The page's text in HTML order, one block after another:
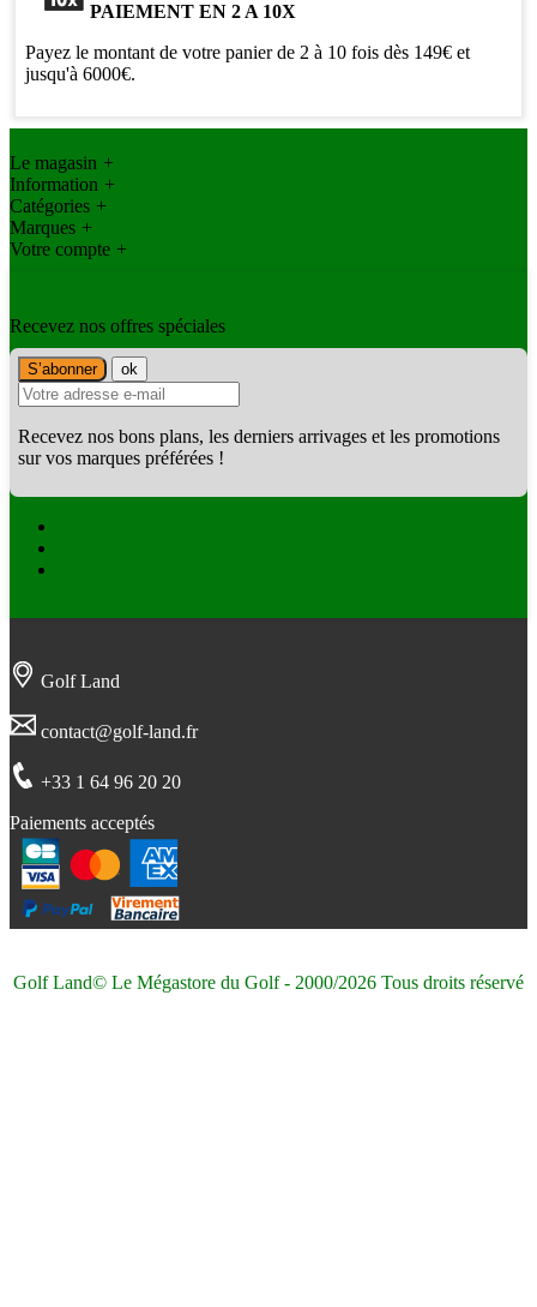
PAIEMENT EN 2 A 10X
Payez le montant de votre panier de 2 à 10 fois dès 149€ et
jusqu'à 6000€.
Le magasin +
Information +
Catégories +
Marques +
Votre compte +
Recevez nos offres spéciales
Recevez nos bons plans, les derniers arrivages et les promotions
sur vos marques préférées !
Golf Land
contact@golf-land.fr
+33 1 64 96 20 20
Paiements acceptés
Golf Land© Le Mégastore du Golf - 2000/2026 Tous droits réservé